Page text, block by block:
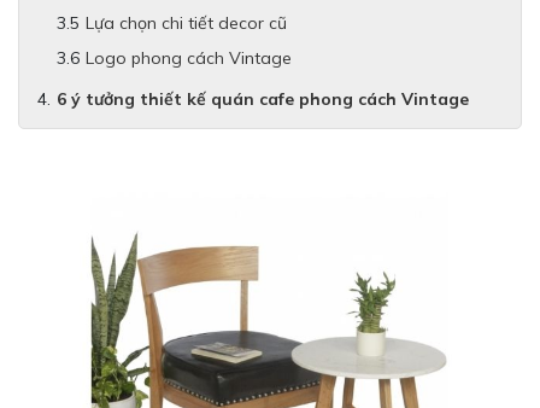
Lựa chọn chi tiết decor cũ
Logo phong cách Vintage
6 ý tưởng thiết kế quán cafe phong cách Vintage